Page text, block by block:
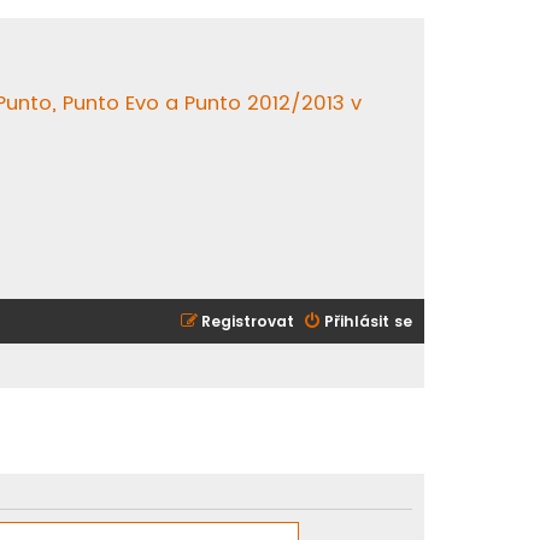
Punto Evo a Punto 2012/2013 v
Přihlásit se
Registrovat